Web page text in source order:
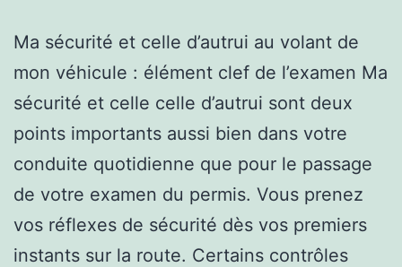
Ma sécurité et celle d’autrui au volant de
mon véhicule : élément clef de l’examen Ma
sécurité et celle celle d’autrui sont deux
points importants aussi bien dans votre
conduite quotidienne que pour le passage
de votre examen du permis. Vous prenez
vos réflexes de sécurité dès vos premiers
instants sur la route. Certains contrôles